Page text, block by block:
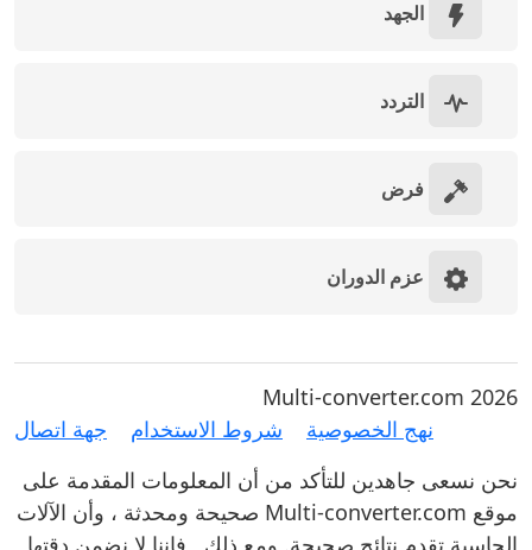
الجهد
التردد
فرض
عزم الدوران
Multi-converter.com 2026
نهج الخصوصية
شروط الاستخدام
جهة اتصال
نحن نسعى جاهدين للتأكد من أن المعلومات المقدمة على
موقع Multi-converter.com صحيحة ومحدثة ، وأن الآلات
الحاسبة تقدم نتائج صحيحة. ومع ذلك , فإننا لا نضمن دقتها